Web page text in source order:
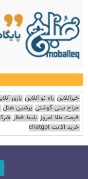
خبرآنلاین راه نو آنلاین بازی
جراح بینی گوشتی پرشین هتل
قیمت طلا امروز بلیط قطار
خرید اکانت chatgpt